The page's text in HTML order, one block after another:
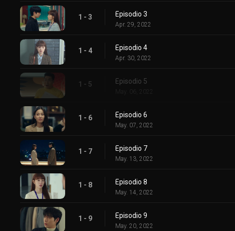
1 - 3 Episodio 3
Apr. 29, 2022
1 - 4 Episodio 4
Apr. 30, 2022
1 - 5 Episodio 5
May. 06, 2022
1 - 6 Episodio 6
May. 07, 2022
1 - 7 Episodio 7
May. 13, 2022
1 - 8 Episodio 8
May. 14, 2022
1 - 9 Episodio 9
May. 20, 2022